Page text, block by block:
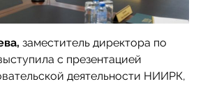
заместитель директора по
с презентацией
деятельности НИИРК,